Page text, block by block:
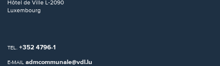
Hôtel de Ville L-2090
Luxembourg
TEL. +352 4796-1
E-MAIL admcommunale@vdl.lu